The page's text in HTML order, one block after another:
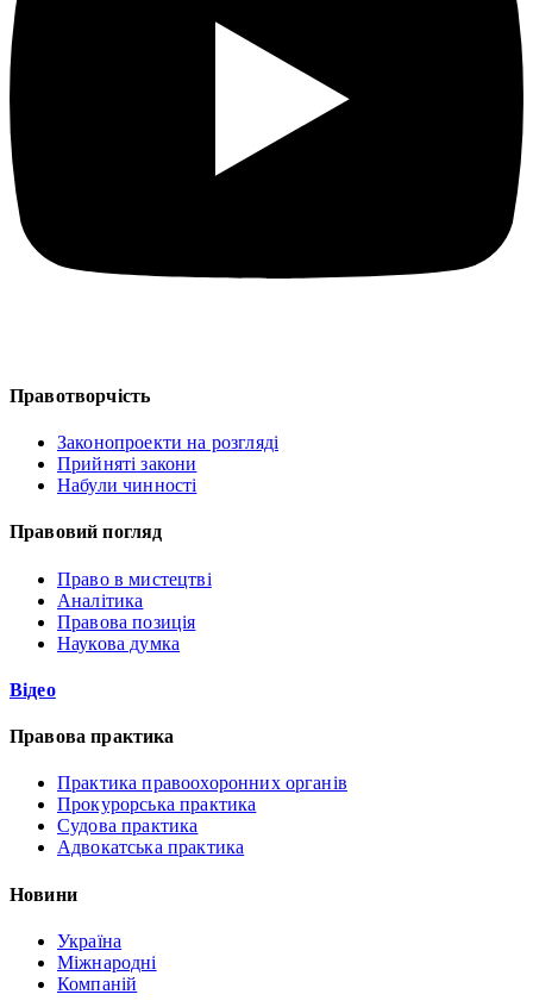
Правотворчість
Законопроекти на розгляді
Прийняті закони
Набули чинності
Правовий погляд
Право в мистецтві
Аналітика
Правова позиція
Наукова думка
Відео
Правова практика
Практика правоохоронних органів
Прокурорська практика
Судова практика
Адвокатська практика
Новини
Україна
Міжнародні
Компаній